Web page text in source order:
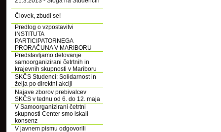
Človek, zbudi se!
Predlog o vzpostavitvi
INSTITUTA
PARTICIPATORNEGA
PRORAČUNA V MARIBORU
Predstavljamo delovanje
samoorganizirani četrtnih in
krajevnih skupnosti v Mariboru
SKČS Studenci: Solidarnost in
želja po direktni akciji
Najave zborov prebivalcev
SKČS v tednu od 6. do 12. maja
V Samoorganizirani četrtni
skupnosti Center smo iskali
konsenz
V javnem pismu odgovorili